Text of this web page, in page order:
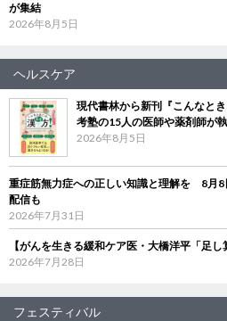
が集結
2026年8月5日
ヘルスケア
現代書林から新刊『こんなと
考塾の15人の医師や薬剤師が
2026年8月5日
重症筋無力症への正しい知識と理解を 8月8
配信も
2026年7月31日
【がんを生きる緩和ケア医・大橋洋平「足
2026年7月28日
フェスティバル